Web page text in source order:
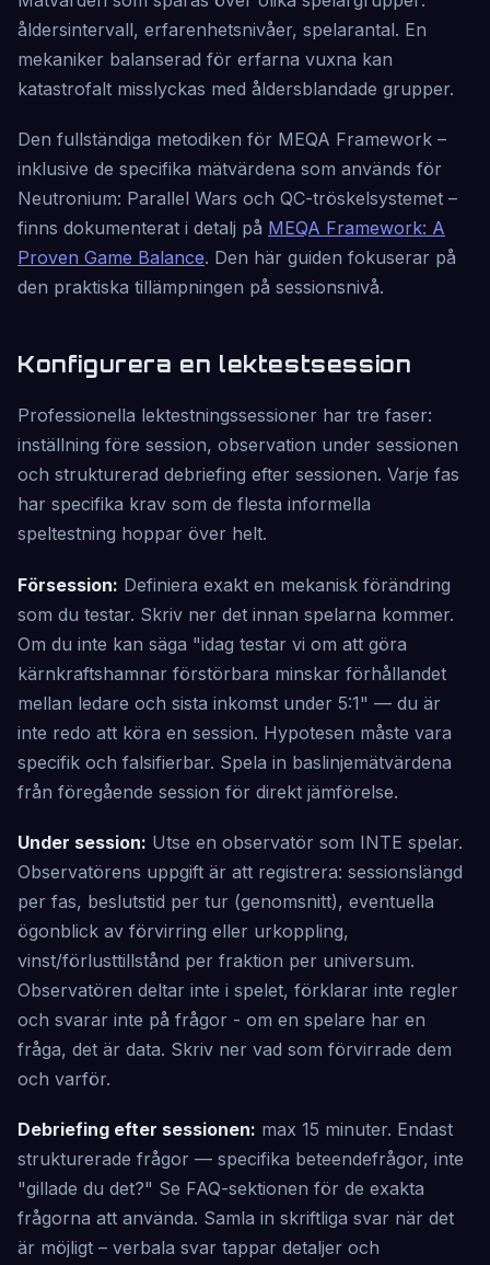
åldersintervall, erfarenhetsnivåer, spelarantal. En
mekaniker balanserad för erfarna vuxna kan
katastrofalt misslyckas med åldersblandade grupper.
Den fullständiga metodiken för MEQA Framework –
inklusive de specifika mätvärdena som används för
Neutronium: Parallel Wars och QC-tröskelsystemet –
finns dokumenterat i detalj på MEQA Framework: A
Proven Game Balance. Den här guiden fokuserar på
den praktiska tillämpningen på sessionsnivå.
Konfigurera en lektestsession
Professionella lektestningssessioner har tre faser:
inställning före session, observation under sessionen
och strukturerad debriefing efter sessionen. Varje fas
har specifika krav som de flesta informella
speltestning hoppar över helt.
Försession: Definiera exakt en mekanisk förändring
som du testar. Skriv ner det innan spelarna kommer.
Om du inte kan säga "idag testar vi om att göra
kärnkraftshamnar förstörbara minskar förhållandet
mellan ledare och sista inkomst under 5:1" — du är
inte redo att köra en session. Hypotesen måste vara
specifik och falsifierbar. Spela in baslinjemätvärdena
från föregående session för direkt jämförelse.
Under session: Utse en observatör som INTE spelar.
Observatörens uppgift är att registrera: sessionslängd
per fas, beslutstid per tur (genomsnitt), eventuella
ögonblick av förvirring eller urkoppling,
vinst/förlusttillstånd per fraktion per universum.
Observatören deltar inte i spelet, förklarar inte regler
och svarar inte på frågor - om en spelare har en
fråga, det är data. Skriv ner vad som förvirrade dem
och varför.
Debriefing efter sessionen: max 15 minuter. Endast
strukturerade frågor — specifika beteendefrågor, inte
"gillade du det?" Se FAQ-sektionen för de exakta
frågorna att använda. Samla in skriftliga svar när det
är möjligt – verbala svar tappar detaljer och